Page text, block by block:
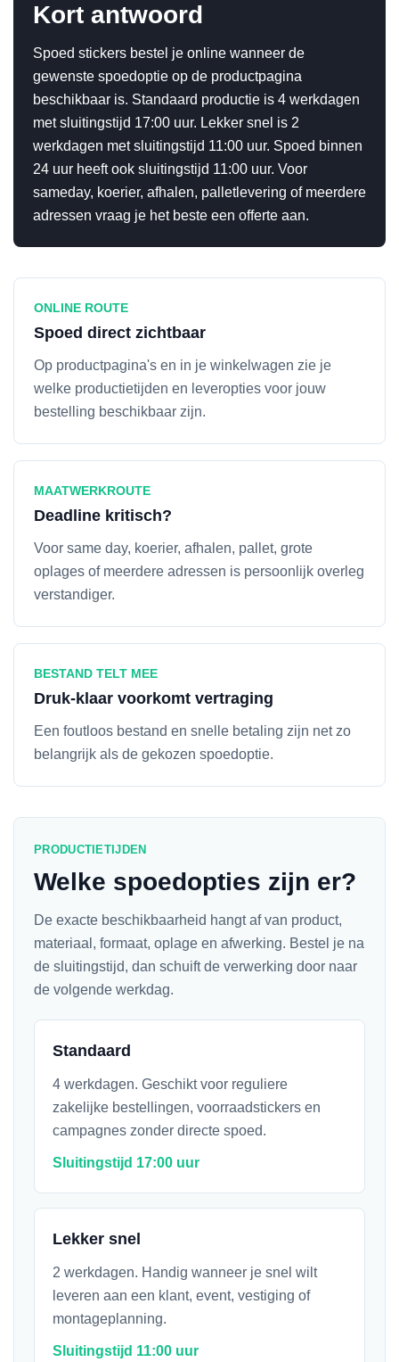
Kort antwoord
Spoed stickers bestel je online wanneer de
gewenste spoedoptie op de productpagina
beschikbaar is. Standaard productie is 4 werkdagen
met sluitingstijd 17:00 uur. Lekker snel is 2
werkdagen met sluitingstijd 11:00 uur. Spoed binnen
24 uur heeft ook sluitingstijd 11:00 uur. Voor
sameday, koerier, afhalen, palletlevering of meerdere
adressen vraag je het beste een offerte aan.
ONLINE ROUTE
Spoed direct zichtbaar
Op productpagina's en in je winkelwagen zie je
welke productietijden en leveropties voor jouw
bestelling beschikbaar zijn.
MAATWERKROUTE
Deadline kritisch?
Voor same day, koerier, afhalen, pallet, grote
oplages of meerdere adressen is persoonlijk overleg
verstandiger.
BESTAND TELT MEE
Druk-klaar voorkomt vertraging
Een foutloos bestand en snelle betaling zijn net zo
belangrijk als de gekozen spoedoptie.
PRODUCTIETIJDEN
Welke spoedopties zijn er?
De exacte beschikbaarheid hangt af van product,
materiaal, formaat, oplage en afwerking. Bestel je na
de sluitingstijd, dan schuift de verwerking door naar
de volgende werkdag.
Standaard
4 werkdagen. Geschikt voor reguliere
zakelijke bestellingen, voorraadstickers en
campagnes zonder directe spoed.
Sluitingstijd 17:00 uur
Lekker snel
2 werkdagen. Handig wanneer je snel wilt
leveren aan een klant, event, vestiging of
montageplanning.
Sluitingstijd 11:00 uur